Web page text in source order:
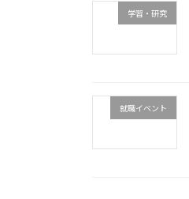
学習・研究
就職イベント